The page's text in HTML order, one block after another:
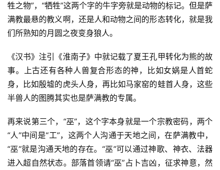
牲之物”，“牺牲”这两个字的牛字旁就是动物的标记。但是萨
满教最悬的教义啊，还是人和动物之间的形态转化，就是我
们所熟知的月圆之夜变身狼人。
《汉书》注引《淮南子》中就记载了夏王孔甲转化为熊的故
事。上古还有各种人兽复合形态的神，比如女娲是人首蛇
身，比如殷墟的虎头人身，再比如马家窑的蛙首人身，这些
半兽人的图腾其实也是萨满教的专属。
再来说第三个，“巫”，这个字本身就是一个宗教密码，两个
“人”中间是“工”，这两个人沟通于天地之间，在萨满教中，
“巫”就是沟通天地的存在。“巫”可以通过神歌、神衣、法器
进入超自然状态。部落首领请“巫”占卜吉凶，征求神意，然